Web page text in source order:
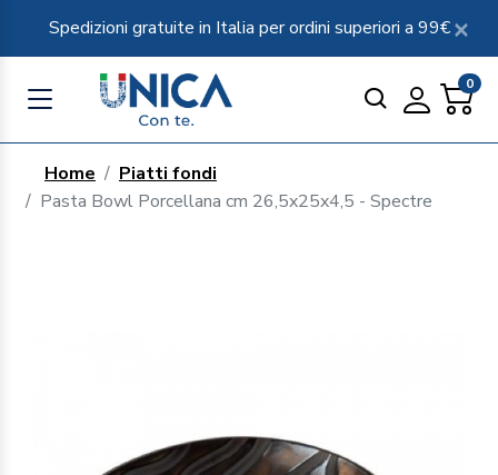
Spedizioni gratuite in Italia per ordini superiori a 99€
0
Home
Piatti fondi
Pasta Bowl Porcellana cm 26,5x25x4,5 - Spectre